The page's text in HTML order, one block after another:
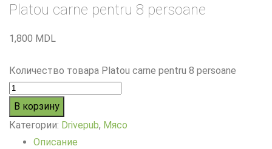
Platou carne pentru 8 persoane
1,800 MDL
Количество товара Platou carne pentru 8 persoane
В корзину
Категории: Drivepub, Мясо
Описание